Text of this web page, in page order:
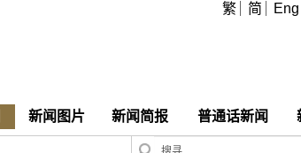
繁 简 Eng
新闻图片 新闻简报 普通话新闻
S